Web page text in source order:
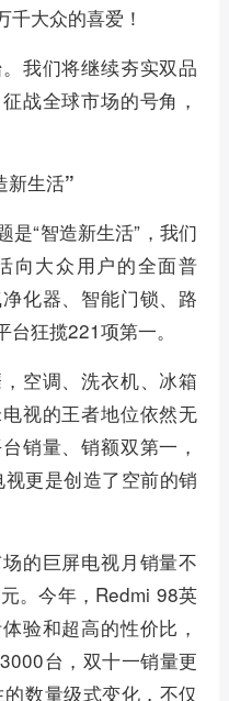
千大众的喜爱！
我们将继续夯实双品
战全球市场的号角，
新生活”
是“智造新生活”，我们
向大众用户的全面普
化器、智能门锁、路
狂揽221项第一。
空调、洗衣机、冰箱
视的王者地位依然无
销量、销额双第一，
更是创造了空前的销
的巨屏电视月销量不
。今年，Redmi 98英
验和超高的性价比，
台，双十一销量更
数量级式变化，不仅